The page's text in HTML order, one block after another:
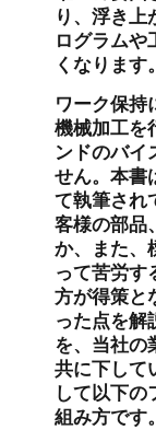
り、浮き上
ログラムや
くなります
ワーク保持
機械加工を
ンドのバイ
せん。本書
て執筆され
客様の部品
か、また、
って苦労す
方が得策と
った点を解
を、当社の
共に下して
して以下の
組み方です